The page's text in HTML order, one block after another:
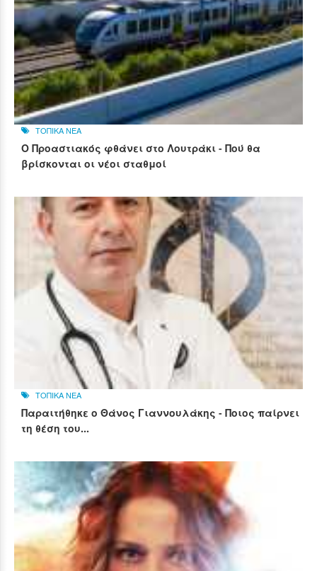
ΤΟΠΙΚΑ ΝΕΑ
Ο Προαστιακός φθάνει στο Λουτράκι - Πού θα
βρίσκονται οι νέοι σταθμοί
ΤΟΠΙΚΑ ΝΕΑ
Παραιτήθηκε ο Θάνος Γιαννουλάκης - Ποιος παίρνει
τη θέση του...